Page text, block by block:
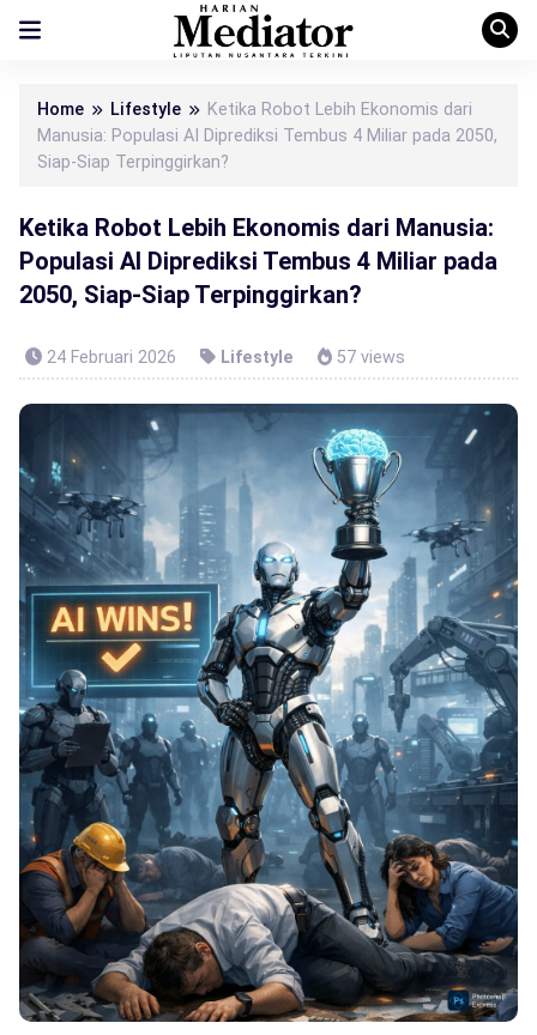
Home Lifestyle
Ketika Robot Lebih Ekonomis dari
Manusia: Populasi AI Diprediksi Tembus 4 Miliar pada 2050,
Siap-Siap Terpinggirkan?
Ketika Robot Lebih Ekonomis dari Manusia:
Populasi AI Diprediksi Tembus 4 Miliar pada
2050, Siap-Siap Terpinggirkan?
24 Februari 2026 Lifestyle 57 views